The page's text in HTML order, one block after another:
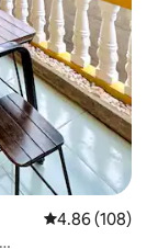
Meánrátáil
4.86 (108)